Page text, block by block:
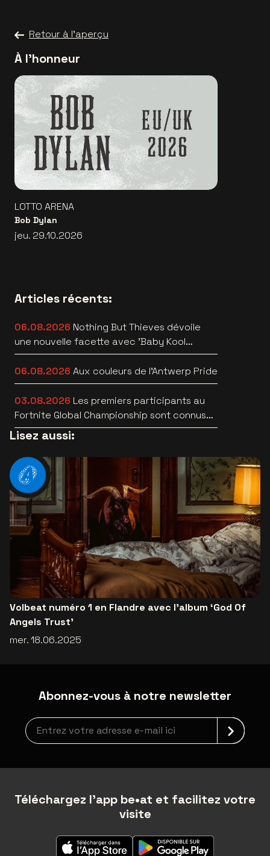
Retour à l'aperçu
À l'honneur
LOTTO ARENA
Bob Dylan
jeu. 29.10.2026
Articles récents:
06.08.2026 Nothing But Thieves dévoile
une nouvelle facette avec 'Baby Kool
(Evelyn)' [video]
06.08.2026 Aux couleurs de l'Antwerp Pride
03.08.2026 Les premiers participants au
Fortnite Global Championship sont connus
au Lotto Arena
Lisez aussi:
Volbeat numéro 1 en Flandre avec l’album ‘God Of
Angels Trust’
mer. 18.06.2025
Abonnez-vous à notre newsletter
Inscription à la newsletter
Téléchargez l'app be•at et facilitez votre
visite